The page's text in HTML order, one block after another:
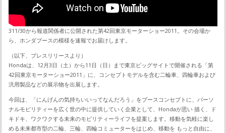
311/30から報道関係者に公開された第42回東京モーターショー2011。その会場か
ら、ホンダブースの模様を速報でお届けします。
（以下、プレスリリースより）
Hondaは、12月3日（土）から11日（日）まで東京ビッグサイトで開催される「第
42回東京モーターショー2011」に、コンセプトモデルを含む二輪車、四輪車および
汎用製品などの展示物を出展します。
今回は、「にんげんの気持ちいいってなんだろう」をブースコンセプトに、パーソ
ナルモビリティーを広く世の中に提供していく企業として、Hondaが思い 描く、ド
キドキ、ワクワクする未来のモビリティーライフを提案します。移動を気軽に楽し
める未来都市型の二輪、三輪、四輪コミューターをはじめ、移動を もっと自由に、